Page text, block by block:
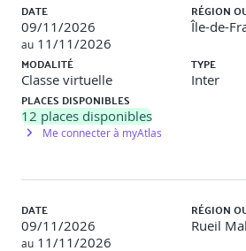
DATE
09/11/2026
au 11/11/2026
RÉGION
Île-de-
MODALITÉ
Classe virtuelle
TYPE
Inter
PLACES DISPONIBLES
12 places disponibles
Me connecter à myAtlas
DATE
09/11/2026
au 11/11/2026
RÉGION
Rueil